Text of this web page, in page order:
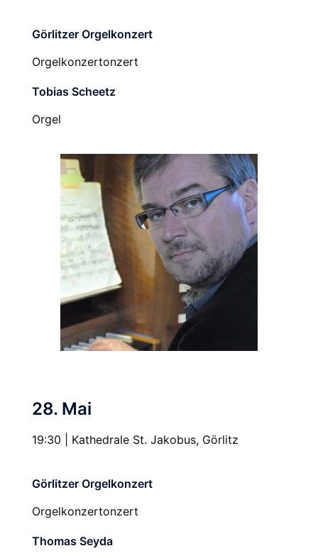
Görlitzer Orgelkonzert
Orgelkonzertonzert
Tobias Scheetz
Orgel
28. Mai
19:30 | Kathedrale St. Jakobus, Görlitz
Görlitzer Orgelkonzert
Orgelkonzertonzert
Thomas Seyda